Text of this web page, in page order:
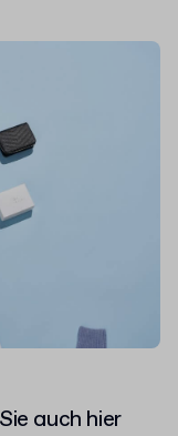
auch hier